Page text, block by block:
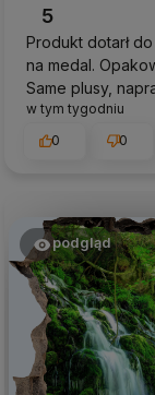
5
Produkt dotarł
na medal.
Same plusy,
w tym tygodniu
0
0
podgląd